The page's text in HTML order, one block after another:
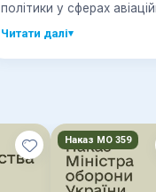
політики у сферах
підприємств, установ та
Читати далі▾
Наказ МО 359